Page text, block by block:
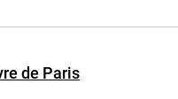
de Paris